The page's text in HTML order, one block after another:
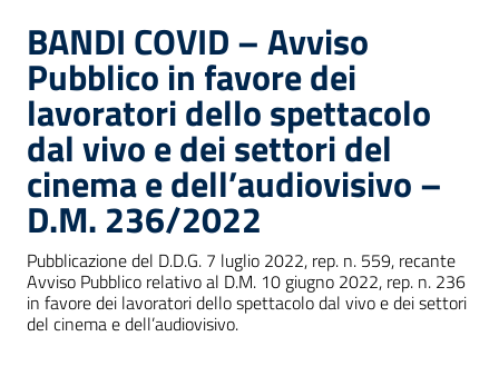
BANDI COVID – Avviso
Pubblico in favore dei
lavoratori dello spettacolo
dal vivo e dei settori del
cinema e dell’audiovisivo –
D.M. 236/2022
Pubblicazione del D.D.G. 7 luglio 2022, rep. n. 559, recante
Avviso Pubblico relativo al D.M. 10 giugno 2022, rep. n. 236
in favore dei lavoratori dello spettacolo dal vivo e dei settori
del cinema e dell’audiovisivo.